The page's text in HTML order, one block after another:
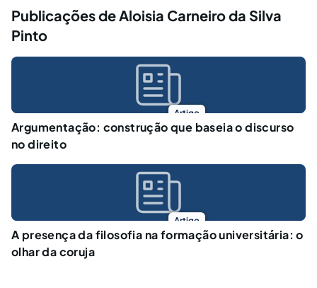
Publicações de Aloisia Carneiro da Silva
Pinto
Artigo
Argumentação: construção que baseia o discurso
no direito
Artigo
A presença da filosofia na formação universitária: o
olhar da coruja